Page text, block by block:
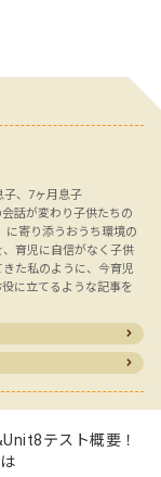
子、7ヶ月息子
話が変わり子供たちの
に寄り添うおうち環境の
育児に自信がなく子供
た私のように、今育児
に立てるような記事を
テスト概要！